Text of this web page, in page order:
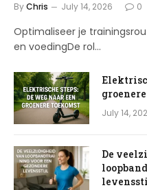
ByChris July 14, 2026 0
Optimaliseer je
en voedingDe rol…
July 14,
De